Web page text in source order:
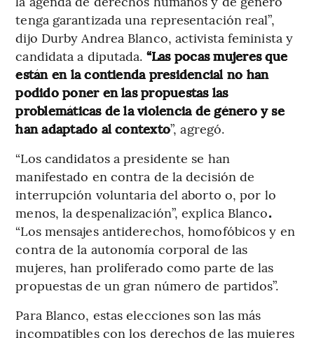
tenga garantizada una representación real”,
dijo Durby Andrea Blanco, activista feminista y
candidata a diputada. “Las pocas mujeres que
están en la contienda presidencial no han
podido poner en las propuestas las
problemáticas de la violencia de género y se
han adaptado al contexto”, agregó.
“Los candidatos a presidente se han
manifestado en contra de la decisión de
interrupción voluntaria del aborto o, por lo
menos, la despenalización”, explica Blanco.
“Los mensajes antiderechos, homofóbicos y en
contra de la autonomía corporal de las
mujeres, han proliferado como parte de las
propuestas de un gran número de partidos”.
Para Blanco, estas elecciones son las más
incompatibles con los derechos de las mujeres